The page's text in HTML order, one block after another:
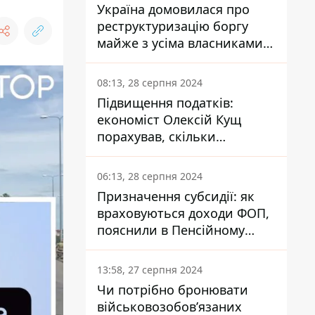
Україна домовилася про
реструктуризацію боргу
майже з усіма власниками
єврооблігацій: що це
означає для країни
08:13, 28 серпня 2024
Підвищення податків:
економіст Олексій Кущ
порахував, скільки
заплатить кожен українець
06:13, 28 серпня 2024
Призначення субсидії: як
враховуються доходи ФОП,
пояснили в Пенсійному
фонді
13:58, 27 серпня 2024
Чи потрібно бронювати
військовозобов’язаних